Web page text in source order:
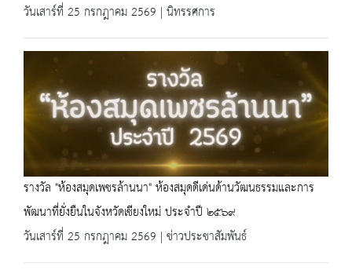
วันเสาร์ที่ 25 กรกฎาคม 2569 | นิทรรศการ
รางวัล "ห้องสมุดเพชรล้านนา" ห้องสมุดดีเด่นด้านวัฒนธรรมและการ
พัฒนาที่ยั่งยืนในจังหวัดเชียงใหม่ ประจำปี ๒๕๖๙
วันเสาร์ที่ 25 กรกฎาคม 2569 | ข่าวประชาสัมพันธ์